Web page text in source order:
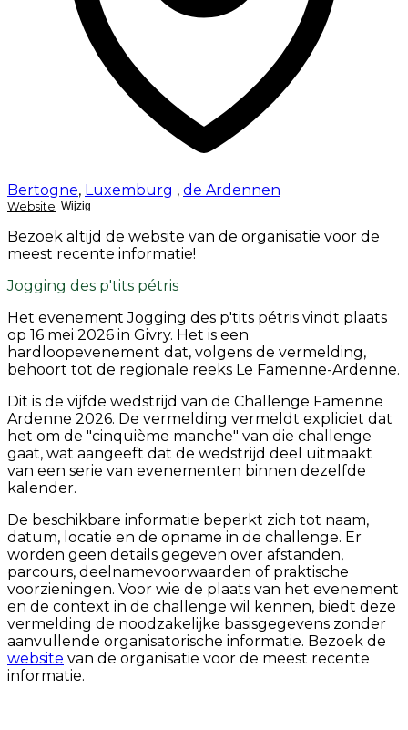
Bertogne, Luxemburg , de Ardennen
Website Wijzig
Bezoek altijd de website van de organisatie voor de
meest recente informatie!
Jogging des p'tits pétris
Het evenement Jogging des p'tits pétris vindt plaats
op 16 mei 2026 in Givry. Het is een
hardloopevenement dat, volgens de vermelding,
behoort tot de regionale reeks Le Famenne-Ardenne.
Dit is de vijfde wedstrijd van de Challenge Famenne
Ardenne 2026. De vermelding vermeldt expliciet dat
het om de "cinquième manche" van die challenge
gaat, wat aangeeft dat de wedstrijd deel uitmaakt
van een serie van evenementen binnen dezelfde
kalender.
De beschikbare informatie beperkt zich tot naam,
datum, locatie en de opname in de challenge. Er
worden geen details gegeven over afstanden,
parcours, deelnamevoorwaarden of praktische
voorzieningen. Voor wie de plaats van het evenement
en de context in de challenge wil kennen, biedt deze
vermelding de noodzakelijke basisgegevens zonder
aanvullende organisatorische informatie. Bezoek de
website van de organisatie voor de meest recente
informatie.